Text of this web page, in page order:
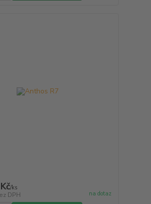
/ks
DPH na dotaz